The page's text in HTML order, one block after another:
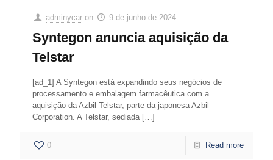
adminycar on 9 de junho de 2024
Syntegon anuncia aquisição da
Telstar
[ad_1] A Syntegon está expandindo seus negócios de
processamento e embalagem farmacêutica com a
aquisição da Azbil Telstar, parte da japonesa Azbil
Corporation. A Telstar, sediada[…]
0 Read more